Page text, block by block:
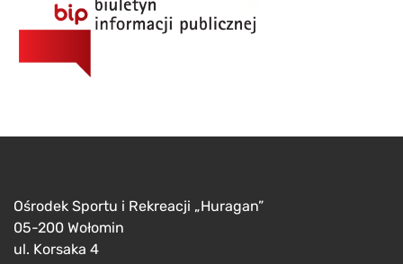
Ośrodek Sportu i Rekreacji „Huragan”
05-200 Wołomin
ul. Korsaka 4